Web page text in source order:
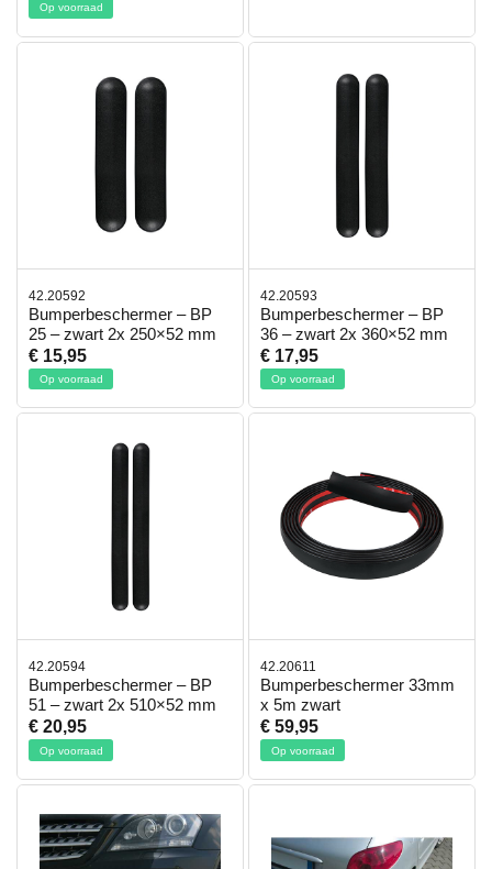
Op voorraad
42.20592
Bumperbeschermer – BP
25 – zwart 2x 250×52 mm
€ 15,95
Op voorraad
42.20593
Bumperbeschermer – BP
36 – zwart 2x 360×52 mm
€ 17,95
Op voorraad
42.20594
Bumperbeschermer – BP
51 – zwart 2x 510×52 mm
€ 20,95
Op voorraad
42.20611
Bumperbeschermer 33mm
x 5m zwart
€ 59,95
Op voorraad